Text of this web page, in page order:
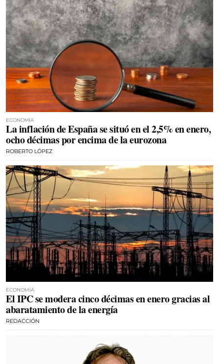
ECONOMÍA
La inflación de España se situó en el 2,5% en enero,
ocho décimas por encima de la eurozona
ROBERTO LÓPEZ
ECONOMÍA
El IPC se modera cinco décimas en enero gracias al
abaratamiento de la energía
REDACCIÓN